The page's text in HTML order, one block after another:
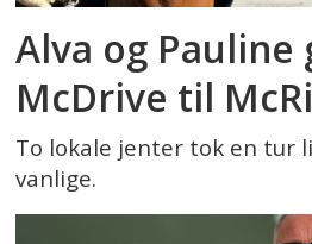
Alva og Pauline
McDrive til
To lokale jenter tok en tur
vanlige.